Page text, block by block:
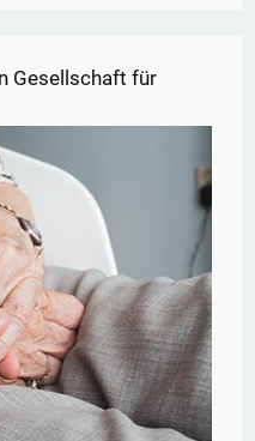
Gesellschaft für